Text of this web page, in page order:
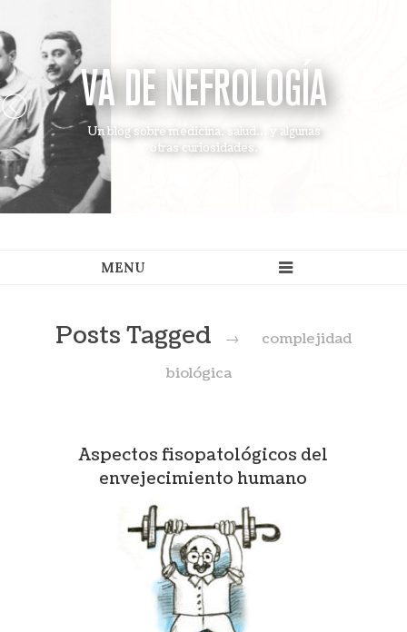
VA DE NEFROLOGÍA
Un blog sobre medicina, salud... y algunas
otras curiosidades.
Posts Tagged →
complejidad
biológica
Aspectos fisopatológicos del
envejecimiento humano